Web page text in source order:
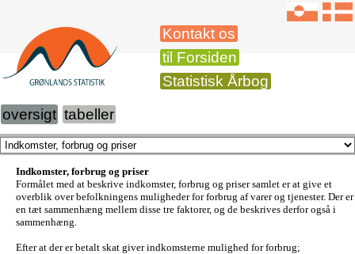
Kontakt os
til Forsiden
Statistisk Årbog
oversigt tabeller